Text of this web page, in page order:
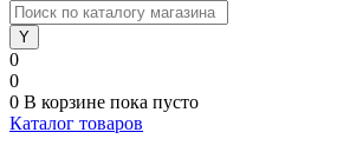
0
0
0 В корзине пока пусто
Каталог товаров